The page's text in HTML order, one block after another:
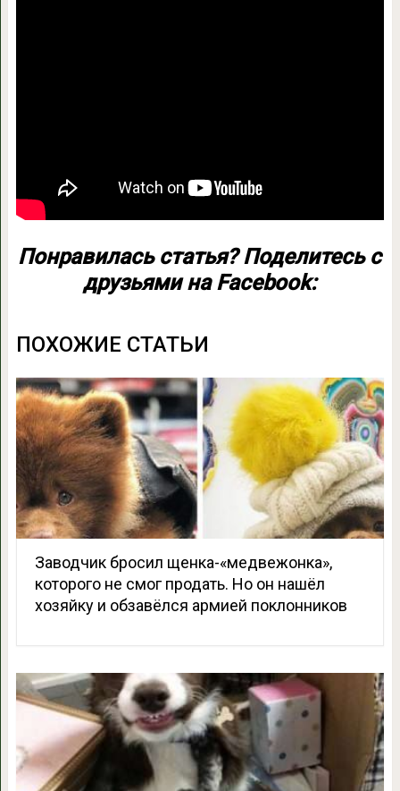
Понравилась статья? Поделитесь с
друзьями на Facebook:
ПОХОЖИЕ СТАТЬИ
Заводчик бросил щенка-«медвежонка»,
которого не смог продать. Но он нашёл
хозяйку и обзавёлся армией поклонников